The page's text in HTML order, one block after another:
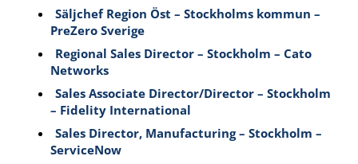
Säljchef Region Öst – Stockholms kommun –
PreZero Sverige
Regional Sales Director – Stockholm – Cato
Networks
Sales Associate Director/Director – Stockholm
– Fidelity International
Sales Director, Manufacturing – Stockholm –
ServiceNow